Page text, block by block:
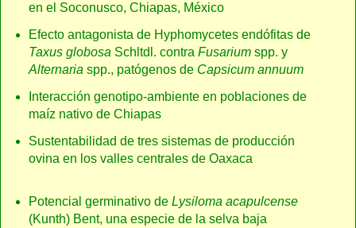
en el Soconusco, Chiapas, México
Efecto antagonista de Hyphomycetes endófitas de
Taxus globosa Schltdl. contra Fusariumspp. y
Alternaria spp., patógenos de Capsicum annuum
Interacción genotipo-ambiente en poblaciones de
maíz nativo de Chiapas
Sustentabilidad de tres sistemas de producción
ovina en los valles centrales de Oaxaca
Potencial germinativo de Lysiloma acapulcense
(Kunth) Bent, una especie de la selva baja